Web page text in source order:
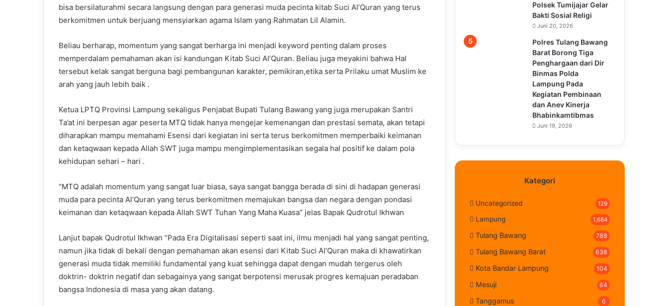
bisa bersilaturahmi secara langsung dengan para generasi muda pecinta kitab Suci Al’Quran yang terus
berkomitmen untuk berjuang mensyiarkan agama Islam yang Rahmatan Lil Alamin.
Beliau berharap, momentum yang sangat berharga ini menjadi keyword penting dalam proses
memperdalam pemahaman akan isi kandungan Kitab Suci Al’Quran. Beliau juga meyakini bahwa Hal
tersebut kelak sangat berguna bagi pembangunan karakter, pemikiran,etika serta Prilaku umat Muslim ke
arah yang jauh lebih baik .
Ketua LPTQ Provinsi Lampung sekaligus Penjabat Bupati Tulang Bawang yang juga merupakan Santri
Ta’at ini berpesan agar peserta MTQ tidak hanya mengejar kemenangan dan prestasi semata, akan tetapi
diharapkan mampu memahami Esensi dari kegiatan ini serta terus berkomitmen memperbaiki keimanan
dan ketaqwaan kepada Allah SWT juga mampu mengimplementasikan segala hal positif ke dalam pola
kehidupan sehari – hari .
“MTQ adalah momentum yang sangat luar biasa, saya sangat bangga berada di sini di hadapan generasi
muda para pecinta Al’Quran yang terus berkomitmen memajukan bangsa dan negara dengan pondasi
keimanan dan ketaqwaan kepada Allah SWT Tuhan Yang Maha Kuasa” jelas Bapak Qudrotul Ikhwan
Lanjut bapak Qudrotul Ikhwan “Pada Era Digitalisasi seperti saat ini, ilmu menjadi hal yang sangat penting,
namun jika tidak di bekali dengan pemahaman akan esensi dari Kitab Suci Al’Quran maka di khawatirkan
generasi muda tidak memiliki fundamental yang kuat sehingga dapat dengan mudah tergerus oleh
doktrin- doktrin negatif dan sebagainya yang sangat berpotensi merusak progres kemajuan peradaban
bangsa Indonesia di masa yang akan datang.
Polsek Tumijajar Gelar
Bakti Sosial Religi
Juni 20, 2026
Polres Tulang Bawang
Barat Borong Tiga
Penghargaan dari Dir
Binmas Polda
Lampung Pada
Kegiatan Pembinaan
dan Anev Kinerja
Bhabinkamtibmas
Juni 19, 2026
Kategori
Uncategorized 129
Lampung 1,684
Tulang Bawang 789
Tulang Bawang Barat 638
Kota Bandar Lampung 104
Mesuji 84
Tanggamus 6